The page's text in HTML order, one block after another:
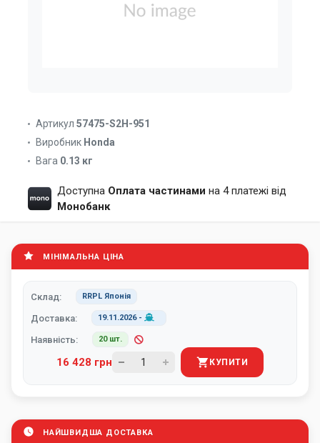
Артикул 57475-S2H-951
Виробник Honda
Вага 0.13 кг
Доступна Оплата частинами на 4 платежі від
Монобанк
МІНІМАЛЬНА ЦІНА
Склад: RRPL Японія
Доставка: 19.11.2026-
Наявність: 20 шт.
16 428 грн КУПИТИ
НАЙШВИДША ДОСТАВКА